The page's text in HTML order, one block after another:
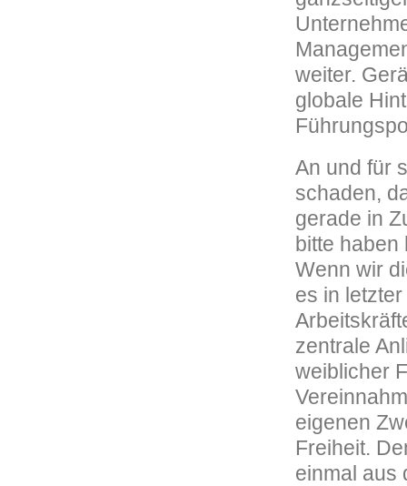
weiter.
globale
An und für
schaden,
gerade in
bitte haben
Wenn wir
es in
zentrale
weiblicher
eigenen
Freiheit.
einmal aus